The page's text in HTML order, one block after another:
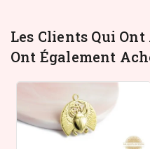
Les Clients Qui
Ont Également